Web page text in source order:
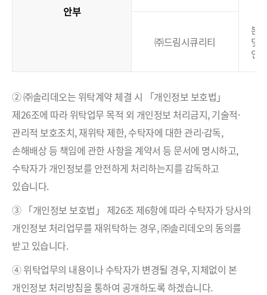
안부
㈜드림시큐리티
본
및
인
② ㈜솔리데오는 위탁계약 체결 시 「개인정보 보호법」
제26조에 따라 위탁업무 목적 외 개인정보 처리금지, 기술적·
관리적 보호조치, 재위탁 제한, 수탁자에 대한 관리·감독,
손해배상 등 책임에 관한 사항을 계약서 등 문서에 명시하고,
수탁자가 개인정보를 안전하게 처리하는지를 감독하고
있습니다.
③ 「개인정보 보호법」 제26조 제6항에 따라 수탁자가 당사의
개인정보 처리업무를 재위탁하는 경우, ㈜솔리데오의 동의를
받고 있습니다.
④ 위탁업무의 내용이나 수탁자가 변경될 경우, 지체없이 본
개인정보 처리방침을 통하여 공개하도록 하겠습니다.